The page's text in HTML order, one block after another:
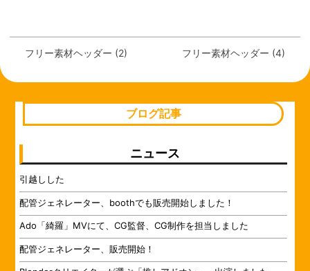
フリー素材ヘッダー (2) フリー素材ヘッダー (4)
ブログ記事
ニュース
引越しした
配管ジェネレーター、boothでも販売開始しました！
Ado「綺羅」MVにて、CG監督、CG制作を担当しました
配管ジェネレーター、販売開始！